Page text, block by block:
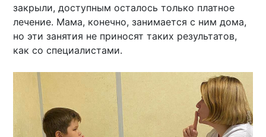
закрыли, доступным осталось только платное
лечение. Мама, конечно, занимается с ним дома,
но эти занятия не приносят таких результатов,
как со специалистами.